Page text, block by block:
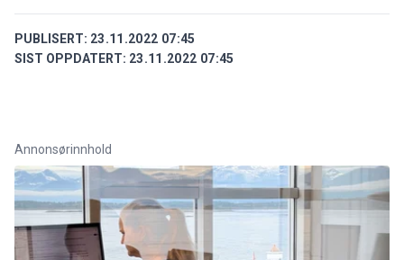
PUBLISERT: 23.11.2022 07:45
SIST OPPDATERT: 23.11.2022 07:45
Annonsørinnhold